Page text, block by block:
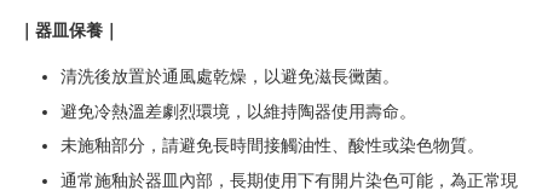
｜器皿保養｜
清洗後放置於通風處乾燥，以避免滋長黴菌。
避免冷熱溫差劇烈環境，以維持陶器使用壽命。
未施釉部分，請避免長時間接觸油性、酸性或染色物質。
通常施釉於器皿內部，長期使用下有開片染色可能，為正常現